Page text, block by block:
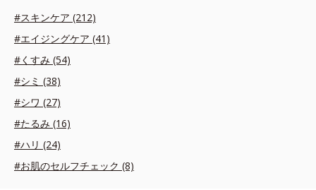
#スキンケア (212)
#エイジングケア (41)
#くすみ (54)
#シミ (38)
#シワ (27)
#たるみ (16)
#ハリ (24)
#お肌のセルフチェック (8)